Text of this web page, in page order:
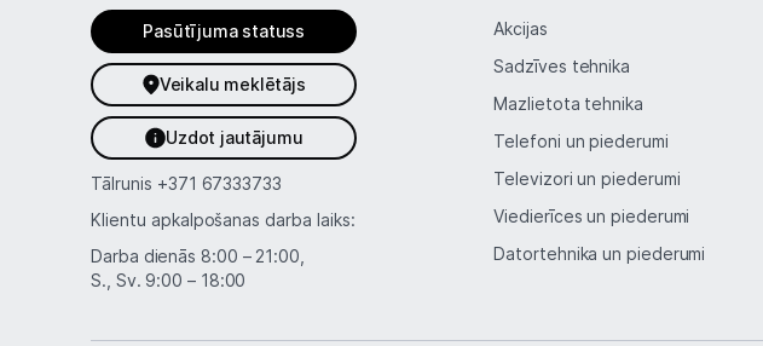
Pasūtījuma statuss
Veikalu meklētājs
Uzdot jautājumu
Tālrunis +371 67333733
Klientu apkalpošanas darba laiks:
Darba dienās 8:00 – 21:00,
S., Sv. 9:00 – 18:00
Akcijas
Sadzīves tehnika
Mazlietota tehnika
Telefoni un piederumi
Televizori un piederumi
Viedierīces un piederumi
Datortehnika un piederumi